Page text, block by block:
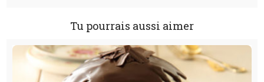
Tu pourrais aussi aimer